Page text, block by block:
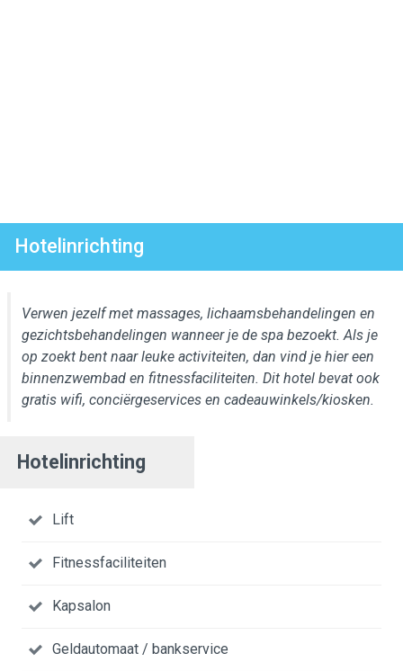
Hotelinrichting
Verwen jezelf met massages, lichaamsbehandelingen en
gezichtsbehandelingen wanneer je de spa bezoekt. Als je
op zoekt bent naar leuke activiteiten, dan vind je hier een
binnenzwembad en fitnessfaciliteiten. Dit hotel bevat ook
gratis wifi, conciërgeservices en cadeauwinkels/kiosken.
Hotelinrichting
Lift
Fitnessfaciliteiten
Kapsalon
Geldautomaat / bankservice